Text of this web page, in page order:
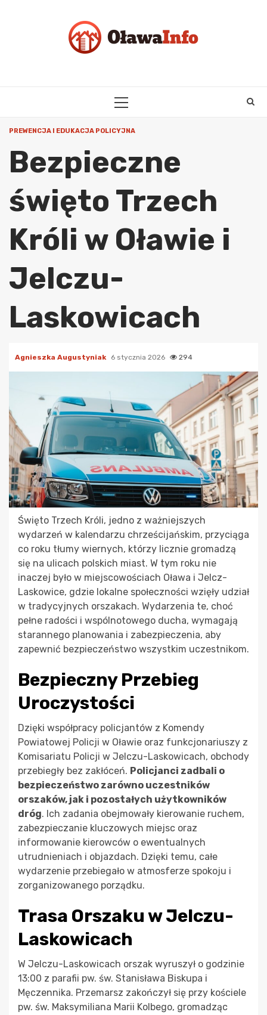
PRIMARY
PREWENCJA I EDUKACJA POLICYJNA
Bezpieczne
święto Trzech
Króli w Oławie i
Jelczu-
Laskowicach
Agnieszka Augustyniak 6 stycznia 2026 294
Święto Trzech Króli, jedno z ważniejszych
wydarzeń w kalendarzu chrześcijańskim, przyciąga
co roku tłumy wiernych, którzy licznie gromadzą
się na ulicach polskich miast. W tym roku nie
inaczej było w miejscowościach Oława i Jelcz-
Laskowice, gdzie lokalne społeczności wzięły udział
w tradycyjnych orszakach. Wydarzenia te, choć
pełne radości i wspólnotowego ducha, wymagają
starannego planowania i zabezpieczenia, aby
zapewnić bezpieczeństwo wszystkim uczestnikom.
Bezpieczny Przebieg
Uroczystości
Dzięki współpracy policjantów z Komendy
Powiatowej Policji w Oławie oraz funkcjonariuszy z
Komisariatu Policji w Jelczu-Laskowicach, obchody
przebiegły bez zakłóceń. Policjanci zadbali o
bezpieczeństwo zarówno uczestników
orszaków, jak i pozostałych użytkowników
dróg. Ich zadania obejmowały kierowanie ruchem,
zabezpieczanie kluczowych miejsc oraz
informowanie kierowców o ewentualnych
utrudnieniach i objazdach. Dzięki temu, całe
wydarzenie przebiegało w atmosferze spokoju i
zorganizowanego porządku.
Trasa Orszaku w Jelczu-
Laskowicach
W Jelczu-Laskowicach orszak wyruszył o godzinie
13:00 z parafii pw. św. Stanisława Biskupa i
Męczennika. Przemarsz zakończył się przy kościele
pw. św. Maksymiliana Marii Kolbego, gromadząc